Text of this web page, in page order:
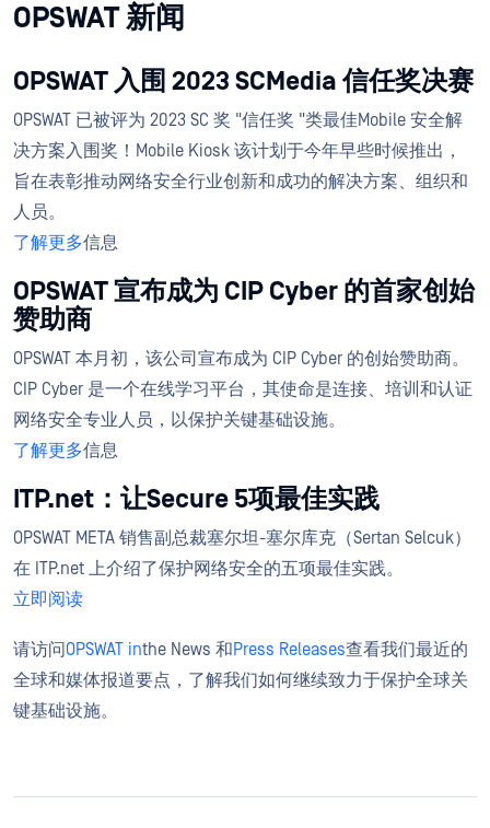
OPSWAT 新闻
OPSWAT 入围 2023 SCMedia 信任奖决赛
OPSWAT 已被评为 2023 SC 奖 "信任奖 "类最佳Mobile 安全解
决方案入围奖！Mobile Kiosk 该计划于今年早些时候推出，
旨在表彰推动网络安全行业创新和成功的解决方案、组织和
人员。
了解更多信息
OPSWAT 宣布成为 CIP Cyber 的首家创始
赞助商
OPSWAT 本月初，该公司宣布成为 CIP Cyber 的创始赞助商。
CIP Cyber 是一个在线学习平台，其使命是连接、培训和认证
网络安全专业人员，以保护关键基础设施。
了解更多信息
ITP.net：让Secure 5项最佳实践
OPSWAT META 销售副总裁塞尔坦-塞尔库克（Sertan Selcuk）
在 ITP.net 上介绍了保护网络安全的五项最佳实践。
立即阅读
请访问OPSWAT inthe News 和Press Releases查看我们最近的
全球和媒体报道要点，了解我们如何继续致力于保护全球关
键基础设施。